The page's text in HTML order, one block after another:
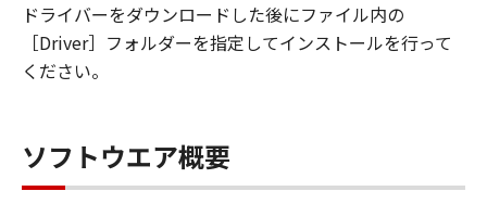
NEITHER CANON, CANON'S SUBSIDIARIES OR
AFFILIATES, THEIR DISTRIBUTORS, OR
DEALERS NOR CANON'S LICENSORS
CONTAINED IN THE SOFTWARE WILL MEET
YOUR REQUIREMENTS OR THAT THE
OPERATION OF THE SOFTWARE WILL BE
ドライバーをダウンロードした後にファイル内の
［Driver］フォルダーを指定してインストールを行って
ください。
ソフトウエア概要